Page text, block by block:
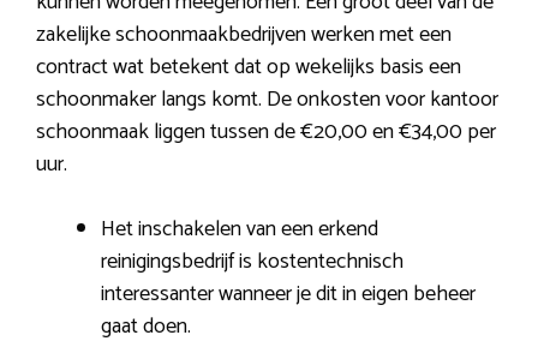
zakelijke schoonmaakbedrijven werken met een
contract wat betekent dat op wekelijks basis een
schoonmaker langs komt. De onkosten voor kantoor
schoonmaak liggen tussen de €20,00 en €34,00 per
uur.
Het inschakelen van een erkend
reinigingsbedrijf is kostentechnisch
interessanter wanneer je dit in eigen beheer
gaat doen.